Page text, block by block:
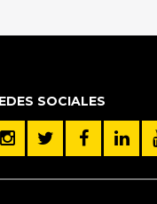
SOCIALES